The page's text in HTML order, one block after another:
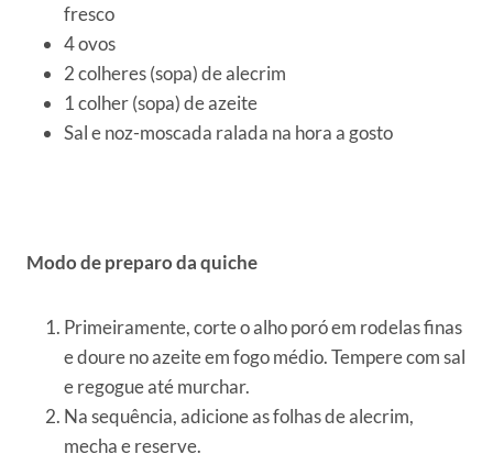
fresco
4 ovos
2 colheres (sopa) de alecrim
1 colher (sopa) de azeite
Sal e noz-moscada ralada na hora a gosto
Modo de preparo da quiche
Primeiramente, corte o alho poró em rodelas finas
e doure no azeite em fogo médio. Tempere com sal
e regogue até murchar.
Na sequência, adicione as folhas de alecrim,
mecha e reserve.